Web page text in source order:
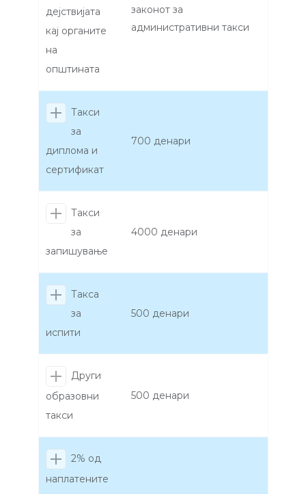
дејствијата
кај органите
на
општината
законот за
административни такси
Такси
за
диплома и
сертификат
700 денари
Такси
за
запишување
4000 денари
Такса
за
испити
500 денари
Други
образовни
такси
500 денари
2% од
наплатените